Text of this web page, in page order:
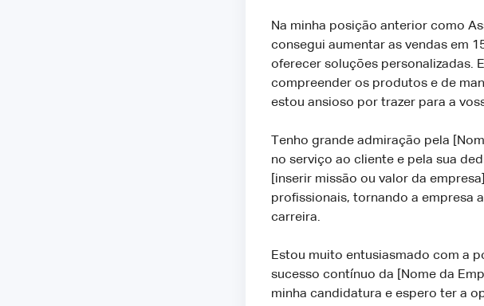
Na minha posição anterior como
consegui aumentar as vendas em
oferecer soluções personalizadas.
compreender os produtos e de
estou ansioso por trazer para a
Tenho grande admiração pela
no serviço ao cliente e pela sua
[inserir missão ou valor da
profissionais, tornando a empresa
carreira.
Estou muito entusiasmado com a
sucesso contínuo da [Nome da
minha candidatura e espero ter a